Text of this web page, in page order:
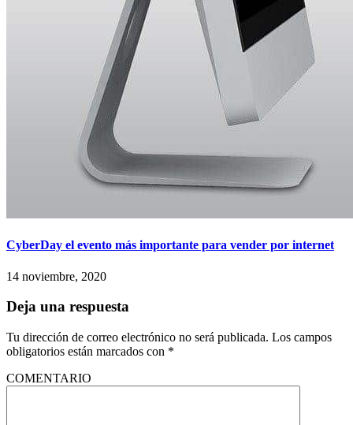
CyberDay el evento más importante para vender por internet
14 noviembre, 2020
Deja una respuesta
Tu dirección de correo electrónico no será publicada. Los campos
obligatorios están marcados con *
COMENTARIO